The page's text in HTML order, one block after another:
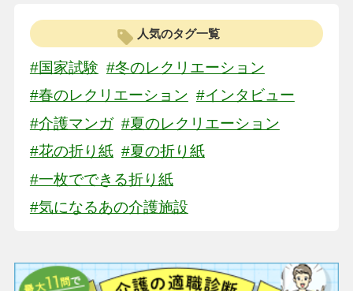
人気のタグ一覧
#国家試験 #冬のレクリエーション
#春のレクリエーション #インタビュー
#介護マンガ #夏のレクリエーション
#花の折り紙 #夏の折り紙
#一枚でできる折り紙
#気になるあの介護施設